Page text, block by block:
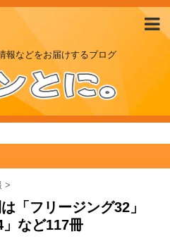
報などをお届けするブログ
>
「フリージング32」
」など117冊